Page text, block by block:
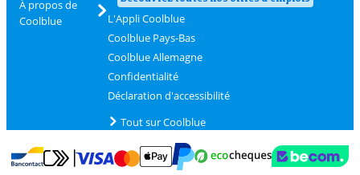
À propos de
Coolblue
L'Appli Coolblue
Coolblue Pays-Bas
Coolblue Allemagne
Confidentialité
Déclaration d'accessibilité
Tout sur Coolblue